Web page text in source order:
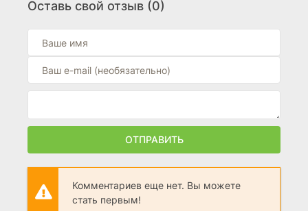
Оставь свой отзыв (0)
ОТПРАВИТЬ
Комментариев еще нет. Вы можете
стать первым!